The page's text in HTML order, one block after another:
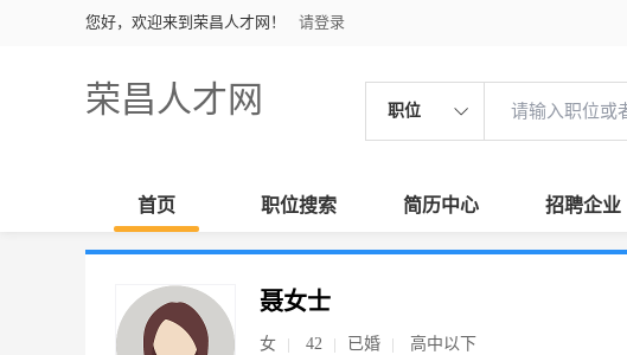
您好，欢迎来到荣昌人才网！ 请登录
荣昌人才网 职位
首页 职位搜索 简历中心 招聘企业
聂女士
女 42 已婚 高中以下